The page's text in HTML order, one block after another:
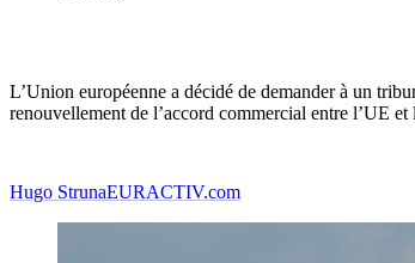
L’Union européenne a décidé de demander à un
renouvellement de l’accord commercial entre l’UE
Hugo StrunaEURACTIV.com